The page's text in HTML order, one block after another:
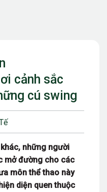
cảnh sắc
cú swing
những người
mở đường cho các
môn thể thao này
diện quen thuộc